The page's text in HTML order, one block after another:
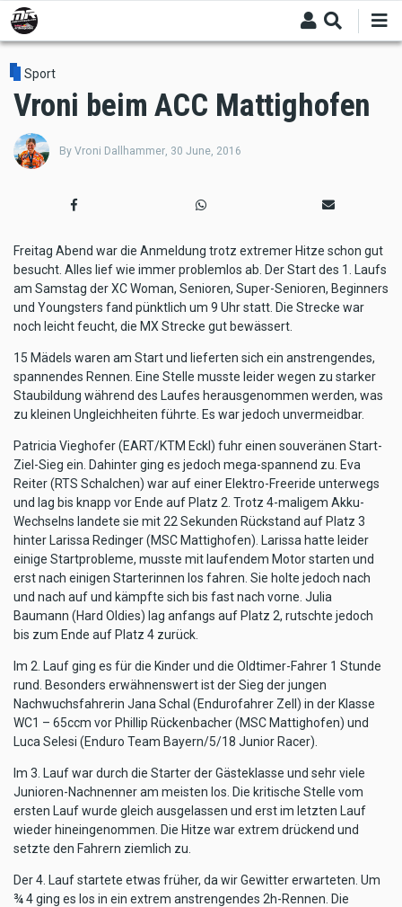
Skip
to
main
content
Sport
Vroni beim ACC Mattighofen
By Vroni Dallhammer, 30 June, 2016
Freitag Abend war die Anmeldung trotz extremer Hitze schon gut
besucht. Alles lief wie immer problemlos ab. Der Start des 1. Laufs
am Samstag der XC Woman, Senioren, Super-Senioren, Beginners
und Youngsters fand pünktlich um 9 Uhr statt. Die Strecke war
noch leicht feucht, die MX Strecke gut bewässert.
15 Mädels waren am Start und lieferten sich ein anstrengendes,
spannendes Rennen. Eine Stelle musste leider wegen zu starker
Staubildung während des Laufes herausgenommen werden, was
zu kleinen Ungleichheiten führte. Es war jedoch unvermeidbar.
Patricia Vieghofer (EART/KTM Eckl) fuhr einen souveränen Start-
Ziel-Sieg ein. Dahinter ging es jedoch mega-spannend zu. Eva
Reiter (RTS Schalchen) war auf einer Elektro-Freeride unterwegs
und lag bis knapp vor Ende auf Platz 2. Trotz 4-maligem Akku-
Wechselns landete sie mit 22 Sekunden Rückstand auf Platz 3
hinter Larissa Redinger (MSC Mattighofen). Larissa hatte leider
einige Startprobleme, musste mit laufendem Motor starten und
erst nach einigen Starterinnen los fahren. Sie holte jedoch nach
und nach auf und kämpfte sich bis fast nach vorne. Julia
Baumann (Hard Oldies) lag anfangs auf Platz 2, rutschte jedoch
bis zum Ende auf Platz 4 zurück.
Im 2. Lauf ging es für die Kinder und die Oldtimer-Fahrer 1 Stunde
rund. Besonders erwähnenswert ist der Sieg der jungen
Nachwuchsfahrerin Jana Schal (Endurofahrer Zell) in der Klasse
WC1 – 65ccm vor Phillip Rückenbacher (MSC Mattighofen) und
Luca Selesi (Enduro Team Bayern/5/18 Junior Racer).
Im 3. Lauf war durch die Starter der Gästeklasse und sehr viele
Junioren-Nachnenner am meisten los. Die kritische Stelle vom
ersten Lauf wurde gleich ausgelassen und erst im letzten Lauf
wieder hineingenommen. Die Hitze war extrem drückend und
setzte den Fahrern ziemlich zu.
Der 4. Lauf startete etwas früher, da wir Gewitter erwarteten. Um
¾ 4 ging es los in ein extrem anstrengendes 2h-Rennen. Die